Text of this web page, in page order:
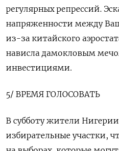
регулярных репрессий.
напряженности между
из-за китайского
нависла дамокловым
инвестициями.
5/ ВРЕМЯ ГОЛОСОВАТЬ
В субботу жители
избирательные участки,